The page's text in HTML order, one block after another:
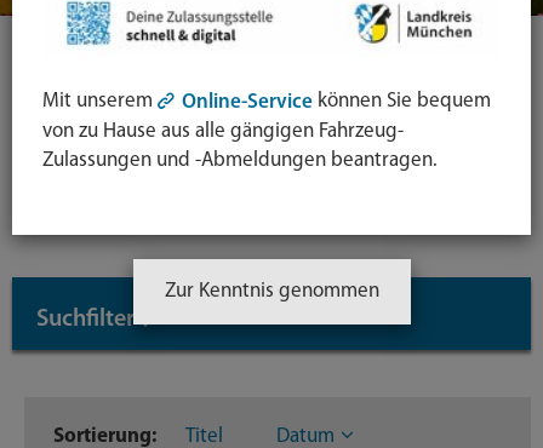
Taste
Suchfilter↓
Dateien
Sortierung: Titel Datum
Mit unserem Online-Service können Sie bequem
von zu Hause aus alle gängigen Fahrzeug-
Zulassungen und -Abmeldungen beantragen.
Zur Kenntnis genommen